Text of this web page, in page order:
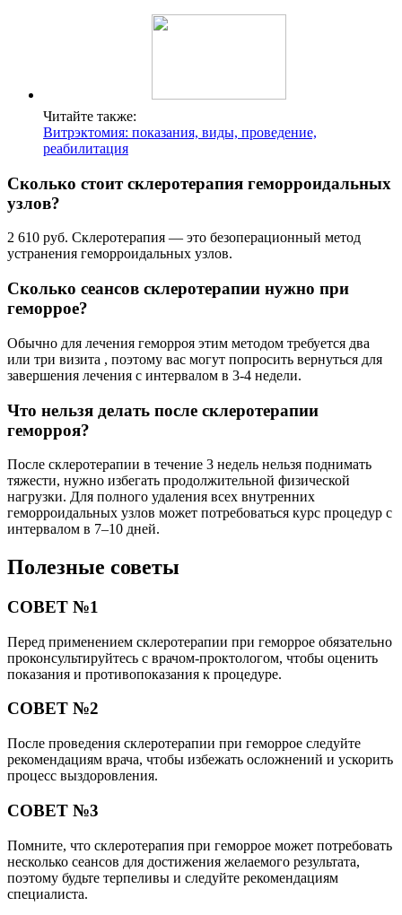
Читайте также:
Витрэктомия: показания, виды, проведение,
реабилитация
Сколько стоит склеротерапия геморроидальных
узлов?
2 610 руб. Склеротерапия ― это безоперационный метод
устранения геморроидальных узлов.
Сколько сеансов склеротерапии нужно при
геморрое?
Обычно для лечения геморроя этим методом требуется два
или три визита , поэтому вас могут попросить вернуться для
завершения лечения с интервалом в 3-4 недели.
Что нельзя делать после склеротерапии
геморроя?
После склеротерапии в течение 3 недель нельзя поднимать
тяжести, нужно избегать продолжительной физической
нагрузки. Для полного удаления всех внутренних
геморроидальных узлов может потребоваться курс процедур с
интервалом в 7–10 дней.
Полезные советы
СОВЕТ №1
Перед применением склеротерапии при геморрое обязательно
проконсультируйтесь с врачом-проктологом, чтобы оценить
показания и противопоказания к процедуре.
СОВЕТ №2
После проведения склеротерапии при геморрое следуйте
рекомендациям врача, чтобы избежать осложнений и ускорить
процесс выздоровления.
СОВЕТ №3
Помните, что склеротерапия при геморрое может потребовать
несколько сеансов для достижения желаемого результата,
поэтому будьте терпеливы и следуйте рекомендациям
специалиста.